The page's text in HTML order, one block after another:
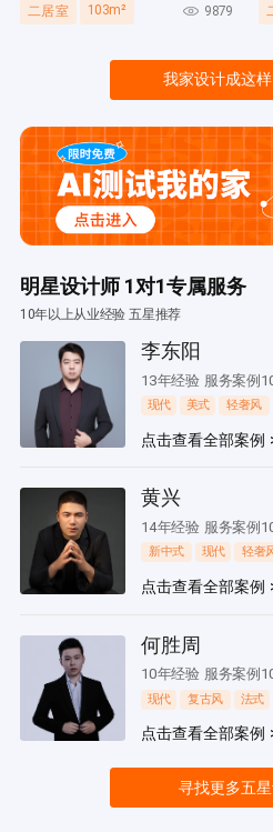
二居室 103m² 9879
我家设计成这
明星设计师 1对1专属服务
10年以上从业经验 五星推荐
李东阳
13年经验 服务案例
现代 美式 轻奢风
点击查看全部案例
黄兴
14年经验 服务案例
新中式 现代 轻奢
点击查看全部案例
何胜周
10年经验 服务案例
现代 复古风 法式
点击查看全部案例
寻找更多五